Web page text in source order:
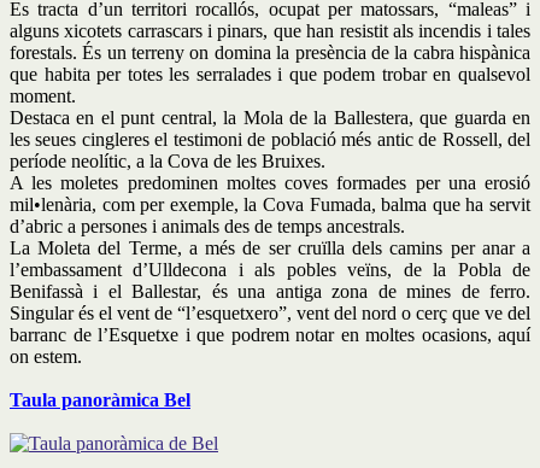
Es tracta d’un territori rocallós, ocupat per matossars, “maleas” i
alguns xicotets carrascars i pinars, que han resistit als incendis i tales
forestals. És un terreny on domina la presència de la cabra hispànica
que habita per totes les serralades i que podem trobar en qualsevol
moment.
Destaca en el punt central, la Mola de la Ballestera, que guarda en
les seues cingleres el testimoni de població més antic de Rossell, del
període neolític, a la Cova de les Bruixes.
A les moletes predominen moltes coves formades per una erosió
mil•lenària, com per exemple, la Cova Fumada, balma que ha servit
d’abric a persones i animals des de temps ancestrals.
La Moleta del Terme, a més de ser cruïlla dels camins per anar a
l’embassament d’Ulldecona i als pobles veïns, de la Pobla de
Benifassà i el Ballestar, és una antiga zona de mines de ferro.
Singular és el vent de “l’esquetxero”, vent del nord o cerç que ve del
barranc de l’Esquetxe i que podrem notar en moltes ocasions, aquí
on estem.
Taula panoràmica Bel